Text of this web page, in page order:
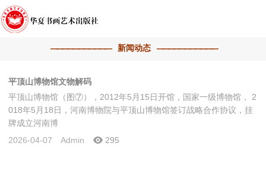
新闻动态
平顶山博物馆文物解码
平顶山博物馆（图⑦），2012年5月15日开馆，国家一级博物馆， 2
018年5月18日，河南博物院与平顶山博物馆签订战略合作协议，挂
牌成立河南博
2026-04-07
Admin 295